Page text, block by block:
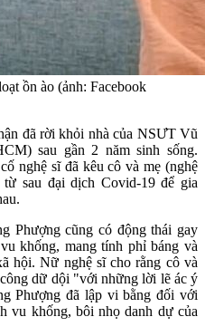
ồn ào (ảnh: Facebook
đã rời khỏi nhà của NSƯT Vũ
sau gần 2 năm sinh sống.
nghệ sĩ đã kêu cô và mẹ (nghệ
sau đại dịch Covid-19 để gia
Phượng cũng có động thái gay
khống, mang tính phỉ báng và
hội. Nữ nghệ sĩ cho rằng cô và
dữ dội "với những lời lẽ ác ý
Phượng đã lập vi bằng đối với
vu khống, bôi nhọ danh dự của